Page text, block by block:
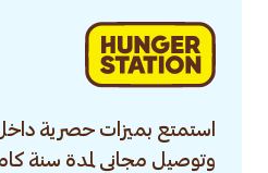
استمتع بميزات حصرية
وتوصيل مجاني لمدة سنة